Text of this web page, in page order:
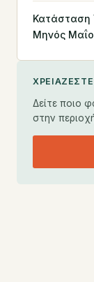
Κατάσταση
Μηνός
Δείτε ποιο
στην